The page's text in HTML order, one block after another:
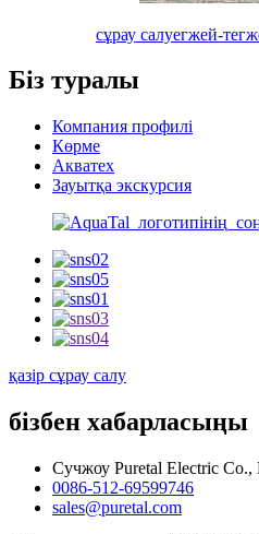
сұрау салуегжей-
Біз туралы
Компания профилі
Көрме
Акватех
Зауытқа экскурсия
қазір сұрау салу
бізбен хабарласыңы
Сучжоу Puretal Electric Co.,
0086-512-69599746
sales@puretal.com